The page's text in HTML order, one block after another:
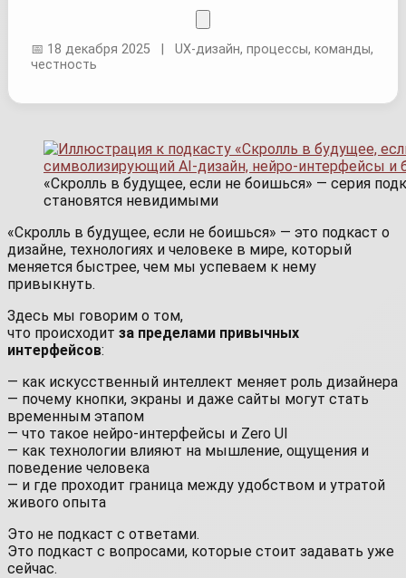
📅 18 декабря 2025 | UX-дизайн, процессы, команды,
честность
«Скролль в будущее, если не боишься» — серия
становятся невидимыми
«Скролль в будущее, если не боишься» — это подкаст о
дизайне, технологиях и человеке в мире, который
меняется быстрее, чем мы успеваем к нему
привыкнуть.
Здесь мы говорим о том,
что происходит за пределами привычных
интерфейсов:
— как искусственный интеллект меняет роль дизайнера
— почему кнопки, экраны и даже сайты могут стать
временным этапом
— что такое нейро-интерфейсы и Zero UI
— как технологии влияют на мышление, ощущения и
поведение человека
— и где проходит граница между удобством и утратой
живого опыта
Это не подкаст с ответами.
Это подкаст с вопросами, которые стоит задавать уже
сейчас.